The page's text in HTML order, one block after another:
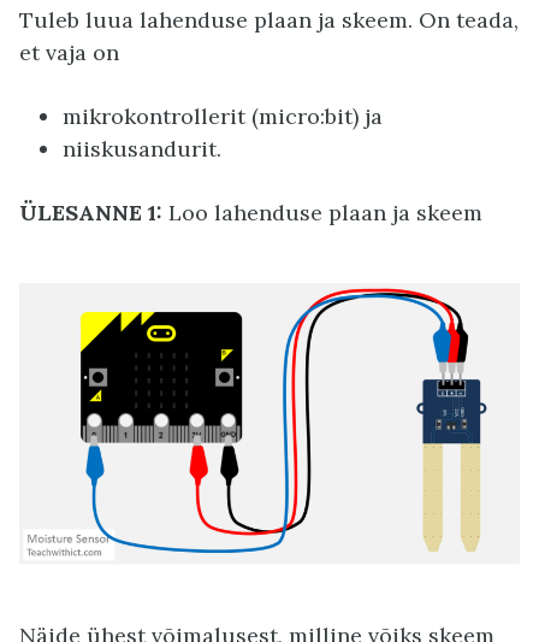
Tuleb luua lahenduse plaan ja skeem. On teada,
et vaja on
mikrokontrollerit (micro:bit) ja
niiskusandurit.
ÜLESANNE 1: Loo lahenduse plaan ja skeem
Näide ühest võimalusest, milline võiks skeem